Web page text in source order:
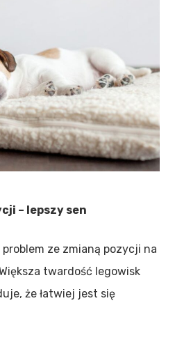
– lepszy sen
ze zmianą pozycji na
twardość legowisk
że łatwiej jest się